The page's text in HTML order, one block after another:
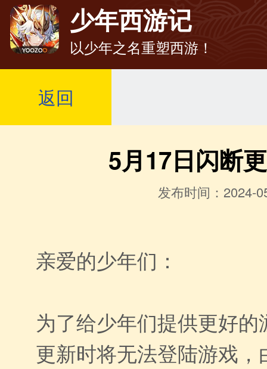
少年西游记
以少年之名重塑西游！
返回
5月17日闪断
发布时间：2024-
亲爱的少年们：
为了给少年们提供更好
更新时将无法登陆游戏